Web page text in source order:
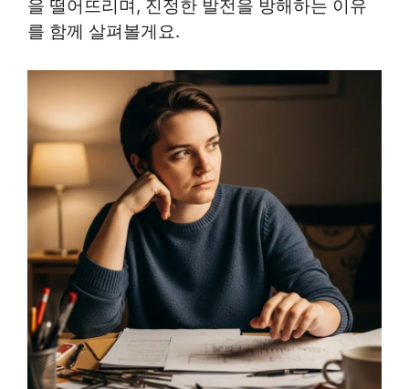
을 떨어뜨리며, 진정한 발전을 방해하는 이유
를 함께 살펴볼게요.